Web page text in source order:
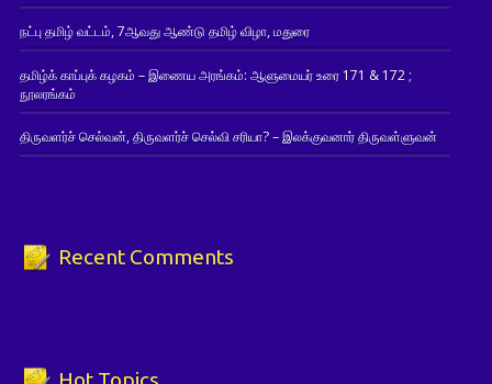
நட்பு தமிழ் வட்டம், 7ஆவது ஆண்டு தமிழ் விழா, மதுரை
தமிழ்க் காப்புக் கழகம் – இணைய அரங்கம்: ஆளுமையர் உரை 171 & 172 ;
நூலரங்கம்
திருவளர்ச் செல்வன், திருவளர்ச் செல்வி சரியா? – இலக்குவனார் திருவள்ளுவன்
Recent Comments